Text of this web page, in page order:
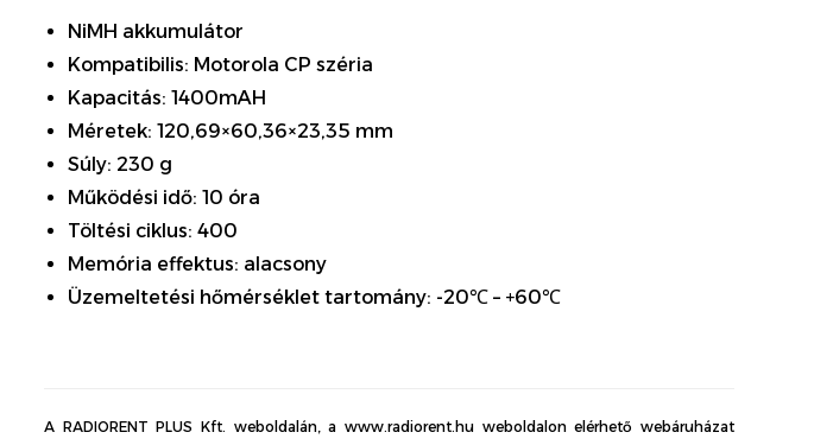
NiMH akkumulátor
Kompatibilis: Motorola CP széria
Kapacitás: 1400mAH
Méretek: 120,69×60,36×23,35 mm
Súly: 230 g
Működési idő: 10 óra
Töltési ciklus: 400
Memória effektus: alacsony
Üzemeltetési hőmérséklet tartomány: -20℃ – +60℃
A RADIORENT PLUS Kft. weboldalán, a www.radiorent.hu weboldalon elérhető webáruházat